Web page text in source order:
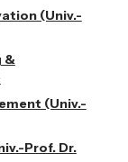
(Univ.-
&
(Univ.-
Prof. Dr.